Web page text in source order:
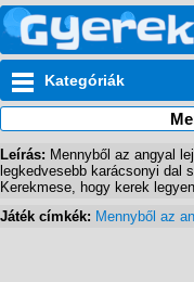
Kategóriák
Leírás: Mennyből az angyal
legkedvesebb karácsonyi dal
Kerekmese, hogy kerek
Játék címkék: Mennyből az